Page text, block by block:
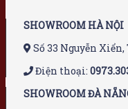
SHOWROOM HÀ NỘI
Số 33 Nguyễn
Điện thoại:
SHOWROOM ĐÀ